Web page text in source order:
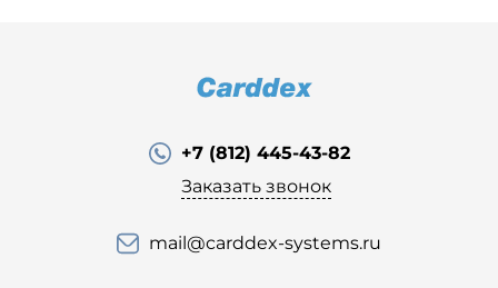
+7 (812) 445-43-82
Заказать звонок
mail@carddex-systems.ru